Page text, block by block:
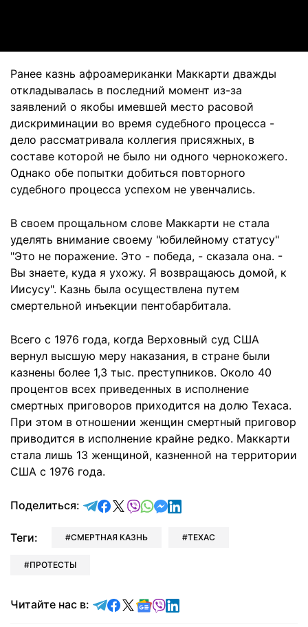
Ранее казнь афроамериканки Маккарти дважды
откладывалась в последний момент из-за
заявлений о якобы имевшей место расовой
дискриминации во время судебного процесса -
дело рассматривала коллегия присяжных, в
составе которой не было ни одного чернокожего.
Однако обе попытки добиться повторного
судебного процесса успехом не увенчались.
В своем прощальном слове Маккарти не стала
уделять внимание своему "юбилейному статусу"
"Это не поражение. Это - победа, - сказала она. -
Вы знаете, куда я ухожу. Я возвращаюсь домой, к
Иисусу". Казнь была осуществлена путем
смертельной инъекции пентобарбитала.
Всего с 1976 года, когда Верховный суд США
вернул высшую меру наказания, в стране были
казнены более 1,3 тыс. преступников. Около 40
процентов всех приведенных в исполнение
смертных приговоров приходится на долю Техаса.
При этом в отношении женщин смертный приговор
приводится в исполнение крайне редко. Маккарти
стала лишь 13 женщиной, казненной на территории
США с 1976 года.
Поделиться: отправить в Telegram
поделиться в Facebook
поделиться в X
отправить в Viber
отправить в Whatsapp
отправить в Messenger
отправить в LinkedIn
Теги: СМЕРТНАЯ КАЗНЬ ТЕХАС
ПРОТЕСТЫ
Читайте нас в: Читайте в Telegram
Читайте в Facebook
Читайте в X
Читайте в Google news
Читайте в Viber
Читайте в LinkedIn